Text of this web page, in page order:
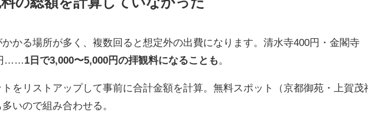
かる場所が多く、複数回ると想定外の出費になります。清水寺400円・金閣寺
…… 1日で3,000〜5,000円の拝観料になることも
をリストアップして事前に合計金額を計算。無料スポット（京都御苑・上賀茂
いので組み合わせる。